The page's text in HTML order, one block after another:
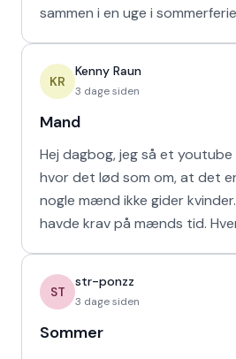
sammen i en uge i
KR
Kenny Raun
3 dage siden
Mand
Hej dagbog, jeg så et
hvor det lød som om, at det
nogle mænd ikke gider
havde krav på mænds tid. Hver gang synes jeg,
ST
str-ponzz
3 dage siden
Sommer